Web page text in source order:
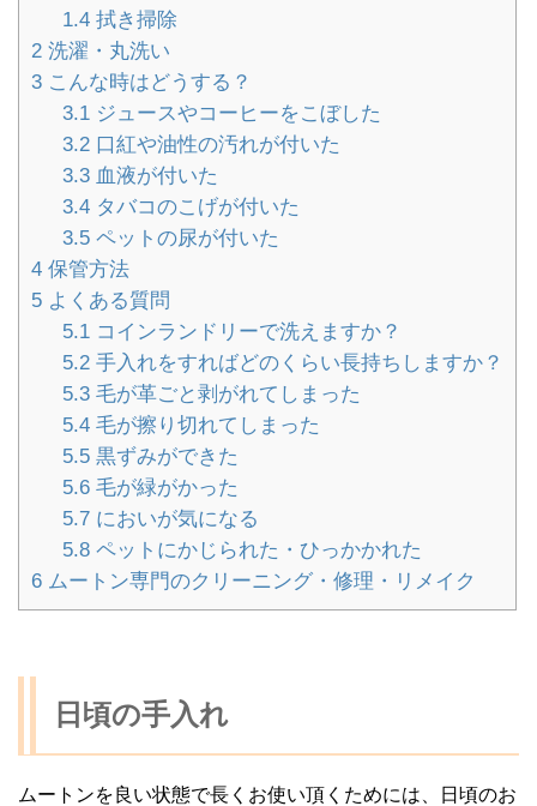
1.4拭き掃除
2 洗濯・丸洗い
3 こんな時はどうする？
3.1ジュースやコーヒーをこぼした
3.2口紅や油性の汚れが付いた
3.3血液が付いた
3.4タバコのこげが付いた
3.5ペットの尿が付いた
4 保管方法
5 よくある質問
5.1コインランドリーで洗えますか？
5.2手入れをすればどのくらい長持ちしますか？
5.3毛が革ごと剥がれてしまった
5.4毛が擦り切れてしまった
5.5黒ずみができた
5.6毛が緑がかった
5.7においが気になる
5.8ペットにかじられた・ひっかかれた
6 ムートン専門のクリーニング・修理・リメイク
日頃の手入れ
ムートンを良い状態で長くお使い頂くためには、日頃のお